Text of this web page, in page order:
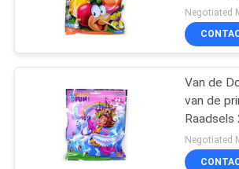
Het Leren van
kinderen
Flitskaarten
Negotiated
Van de
van de
Grootte
nemen